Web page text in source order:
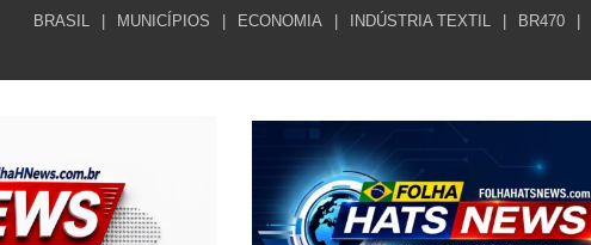
BRASIL MUNICÍPIOS ECONOMIA INDÚSTRIA TEXTIL BR470